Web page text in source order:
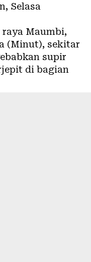
Selasa
Maumbi,
(Minut), sekitar
supir
di bagian